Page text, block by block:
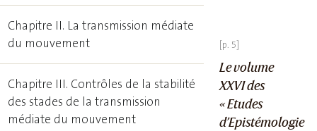
Le volume
XXVI des
« Etudes
d’Epistémologie
Chapitre II. La transmission médiate
du mouvement
Chapitre III. Contrôles de la stabilité
des stades de la transmission
médiate du mouvement